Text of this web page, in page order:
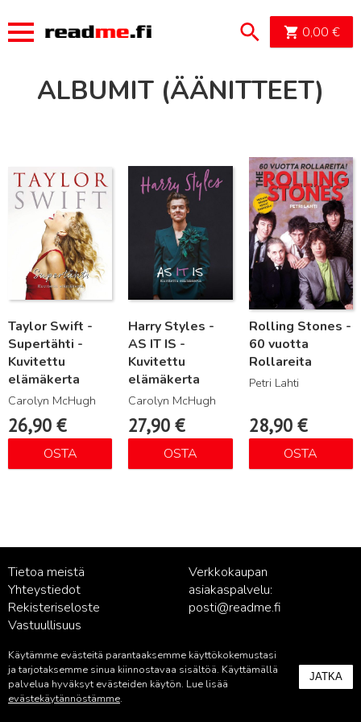
0,00 €
ALBUMIT (ÄÄNITTEET)
Taylor Swift -
Supertähti -
Kuvitettu
elämäkerta
Carolyn McHugh
26,90 €
OSTA
Harry Styles -
AS IT IS -
Kuvitettu
elämäkerta
Carolyn McHugh
27,90€
OSTA
Lue lisää
Rolling Stones -
60 vuotta
Rollareita
Petri Lahti
28,90 €
OSTA
Lue lisää
Tietoa meistä
Yhteystiedot
Rekisteriseloste
Vastuullisuus
Verkkokaupan
asiakaspalvelu:
posti@readme.fi
Kustantamon asiakaspalvelu:
palvelu@readme.fi
Käytämme evästeitä parantaaksemme käyttökokemustasi
ja tarjotaksemme sinua kiinnostavaa sisältöä. Käyttämällä
palvelua hyväksyt evästeiden käytön. Lue lisää
evästekäytännöstämme.
JATKA